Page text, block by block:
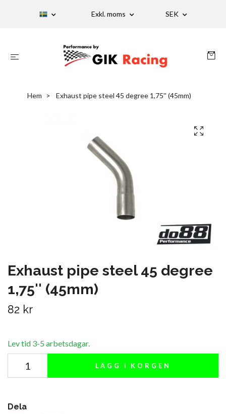
Exkl. moms SEK
Hem Exhaust pipe steel 45 degree 1,75'' (45mm)
Exhaust pipe steel 45 degree
1,75'' (45mm)
82 kr
Lev tid 3-5 arbetsdagar.
LÄGG I KORGEN
Dela